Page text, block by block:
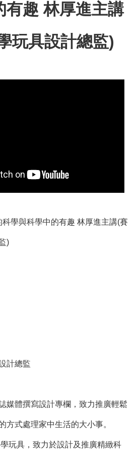
有趣 林厚進主講
玩具設計總監)
學與科學中的有趣 林厚進主講(賽
)
計總監
媒體撰寫設計專欄，致力推廣輕鬆
方式處理家中生活的大小事。
玩具，致力於設計及推廣精緻科